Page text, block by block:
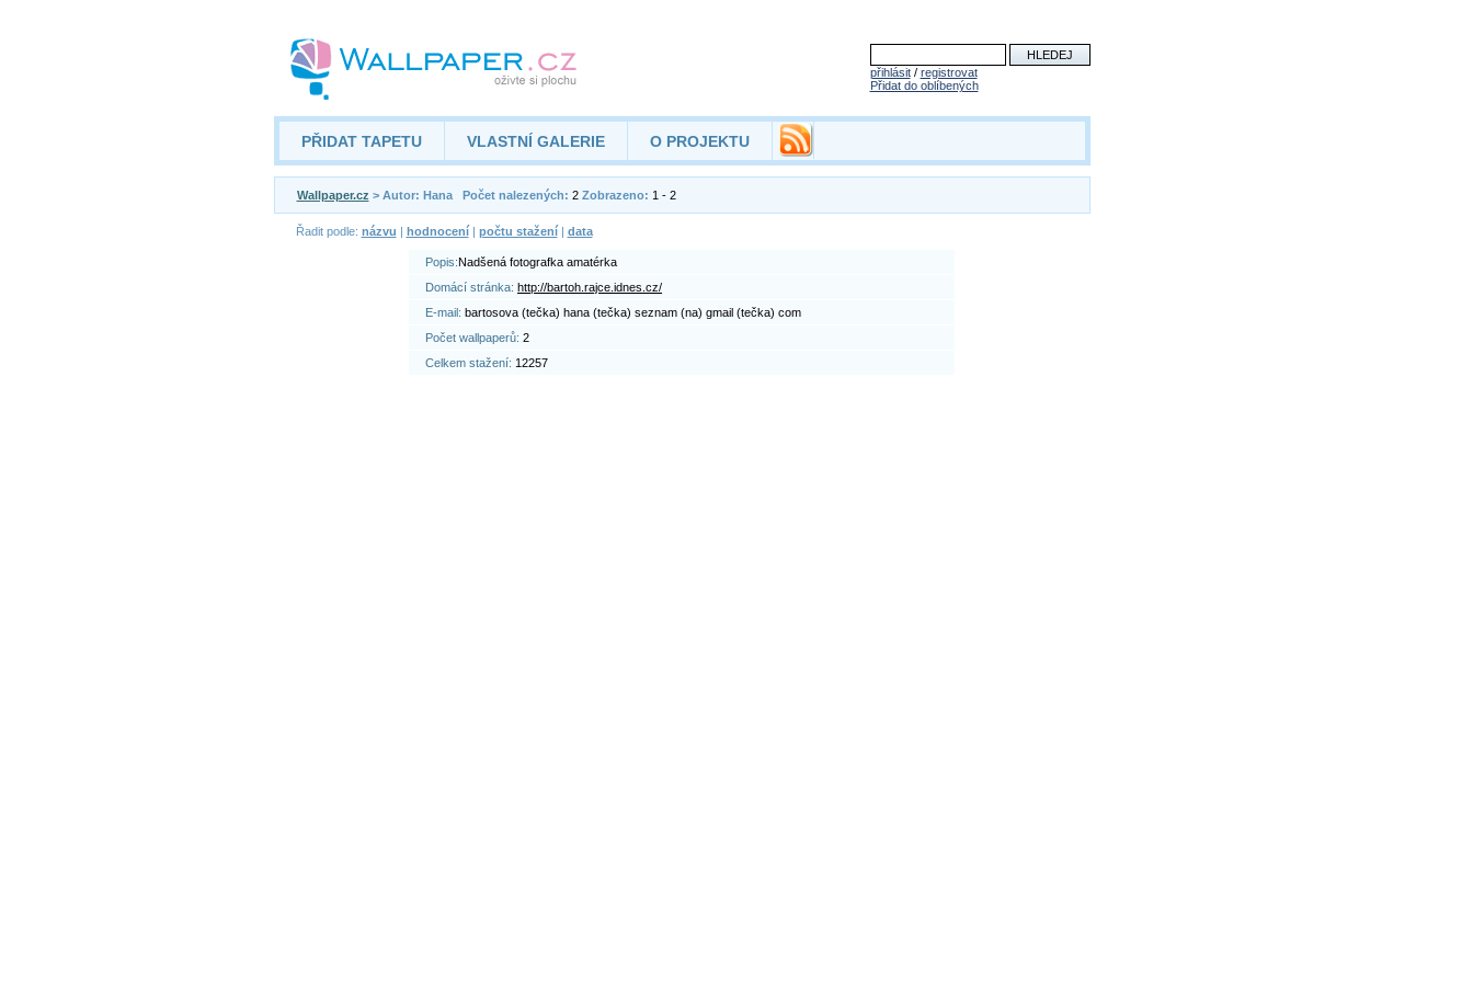
přihlásit/ registrovat
Přidat do oblíbených
PŘIDAT TAPETU VLASTNÍ GALERIE O PROJEKTU
Wallpaper.cz > Autor: Hana Počet nalezených: 2Zobrazeno: 1 - 2
Řadit podle: názvu | hodnocení| počtu stažení| data
Popis:Nadšená fotografka amatérka
Domácí stránka: http://bartoh.rajce.idnes.cz/
E-mail: bartosova (tečka) hana (tečka) seznam (na) gmail (tečka) com
Počet wallpaperů: 2
Celkem stažení: 12257